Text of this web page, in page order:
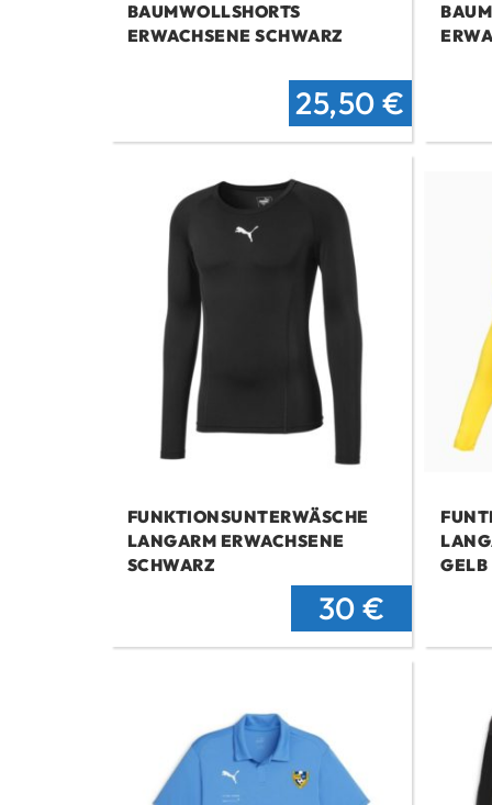
BAUMWOLLSHORTS
ERWACHSENE SCHWARZ
Ursprünglicher
Preis
war:
33 €
25,50€
Preis
FUNKTIONSUNTERWÄSCHE
LANGARM ERWACHSENE
SCHWARZ
Preis
40 €
30€
Preis
GELB